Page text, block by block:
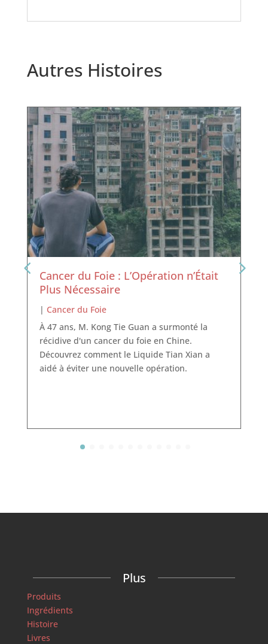
Autres Histoires
Cancer du Foie : L’Opération n’Était
Plus Nécessaire
| Cancer du Foie
À 47 ans, M. Kong Tie Guan a surmonté la
récidive d'un cancer du foie en Chine.
Découvrez comment le Liquide Tian Xian a
aidé à éviter une nouvelle opération.
Plus
Produits
Ingrédients
Histoire
Livres